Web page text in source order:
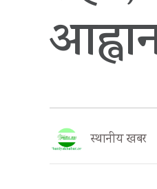
स्थानीय खबर